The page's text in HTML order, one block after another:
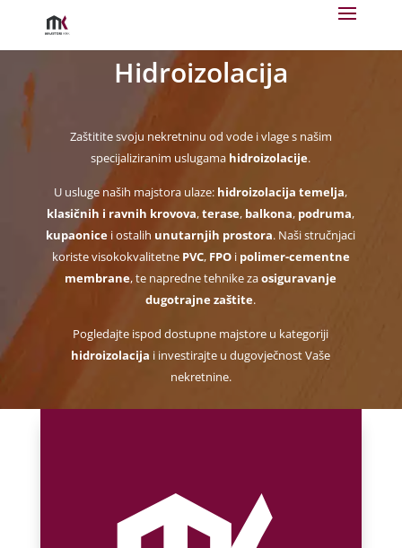
Hidroizolacija
Zaštitite svoju nekretninu od vode i vlage s našim
specijaliziranim uslugama hidroizolacije.
U usluge naših majstora ulaze: hidroizolacija temelja,
klasičnih i ravnih krovova,terase, balkona, podruma,
kupaonice i ostalih unutarnjih prostora. Naši stručnjaci
koriste visokokvalitetne PVC,FPOipolimer-cementne
membrane, te napredne tehnike zaosiguravanje
dugotrajne zaštite.
Pogledajte ispod dostupne majstore u kategoriji
hidroizolacija i investirajte u dugovječnost Vaše
nekretnine.